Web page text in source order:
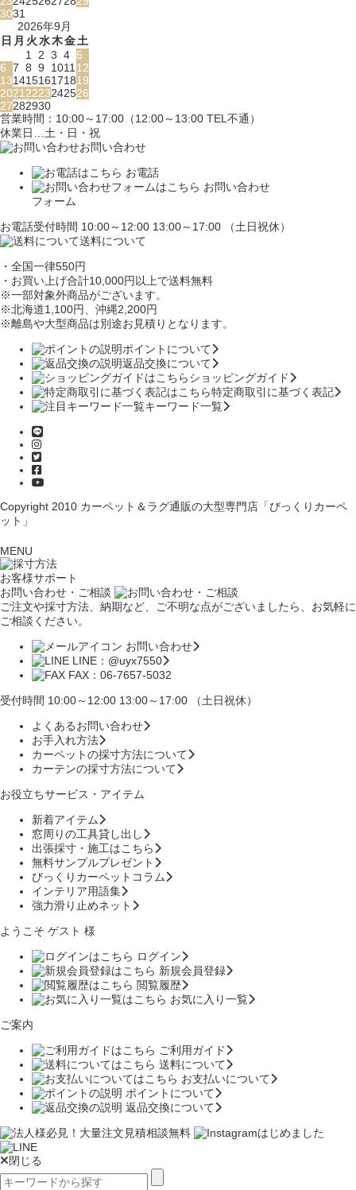
3031
2026年9月
日 月 火水木金土
1 2 3 4 5
6 7 8 9 101112
13141516171819
20212223242526
27282930
営業時間：10:00～17:00（12:00～13:00 TEL不通）
休業日…土・日・祝
お問い合わせ
お電話
お問い合わせ
フォーム
お電話受付時間 10:00～12:00 13:00～17:00 （土日祝休）
送料について
・全国一律550円
・お買い上げ合計10,000円 以上で送料無料
※一部対象外商品がございます。
※北海道1,100円、沖縄2,200円
※離島や大型商品は別途お見積りとなります。
ポイントについて
返品交換について
ショッピングガイド
特定商取引に基づく表記
キーワード一覧
Copyright 2010 カーペット＆ラグ通販の大型専門店「びっくりカーペ
ット」
MENU
お客様サポート
お問い合わせ・ご相談
ご注文や採寸方法、納期など、ご不明な点がございましたら、お気軽に
ご相談ください。
お問い合わせ
LINE：@uyx7550
FAX：06-7657-5032
受付時間 10:00～12:00 13:00～17:00 （土日祝休）
よくあるお問い合わせ
お手入れ方法
カーペットの採寸方法について
カーテンの採寸方法について
お役立ちサービス・アイテム
新着アイテム
窓周りの工具貸し出し
出張採寸・施工はこちら
無料サンプルプレゼント
びっくりカーペットコラム
インテリア用語集
強力滑り止めネット
ようこそ ゲスト 様
ログイン
新規会員登録
閲覧履歴
お気に入り一覧
ご案内
ご利用ガイド
送料について
お支払いについて
ポイントについて
返品交換について
閉じる